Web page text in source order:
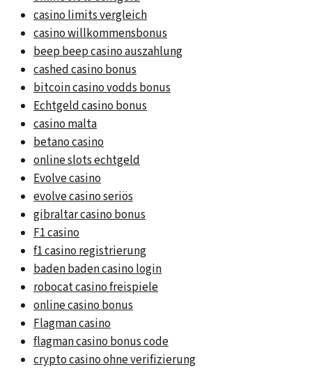
casino limits vergleich
casino willkommensbonus
beep beep casino auszahlung
cashed casino bonus
bitcoin casino vodds bonus
Echtgeld casino bonus
casino malta
betano casino
online slots echtgeld
Evolve casino
evolve casino seriös
gibraltar casino bonus
F1 casino
f1 casino registrierung
baden baden casino login
robocat casino freispiele
online casino bonus
Flagman casino
flagman casino bonus code
crypto casino ohne verifizierung